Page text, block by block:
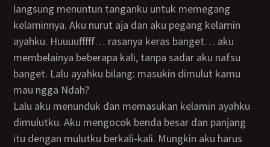
langsung menuntun tanganku untuk memegang
kelaminnya. Aku nurut aja dan aku pegang kelamin
ayahku. Huuuufffff… rasanya keras banget… aku
membelainya beberapa kali, tanpa sadar aku nafsu
banget. Lalu ayahku bilang: masukin dimulut kamu
mau ngga Ndah?
lalu aku menunduk dan memasukan kelamin ayahku
dimulutku. Aku mengocok benda besar dan panjang
itu dengan mulutku berkali-kali. Mungkin aku harus